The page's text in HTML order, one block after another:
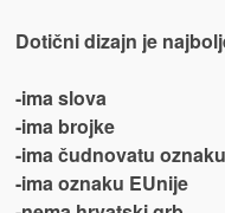
Dotični dizajn je
-ima slova
-ima brojke
-ima čudnovatu
-ima oznaku EUnije